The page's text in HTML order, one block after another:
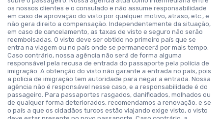
os nossos clientes e o consulado e não assume responsabilidade
em caso de aprovação do visto por qualquer motivo, atraso, etc., e
não gera direito a compensação. Independentemente da situação,
em caso de cancelamento, as taxas de visto e seguro não serão
reembolsadas. O visto deve ser obtido no primeiro país que se
entra na viagem ou no país onde se permanecerá por mais tempo.
Caso contrário, nossa agência não será de forma alguma
responsável pela recusa de entrada do passaporte pela polícia de
imigração. A obtenção do visto não garante a entrada no país, pois
a polícia de imigração tem autoridade para negar a entrada. Nossa
agência não é responsável nesse caso, e a responsabilidade é do
passageiro. Para passaportes rasgados, danificados, molhados ou
de qualquer forma deteriorados, recomendamos a renovação, e se
o país a que os cidadãos turcos estão viajando exige visto, o visto